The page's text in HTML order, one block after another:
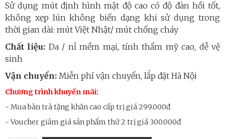
Sử dụng mút định hình mật độ cao có độ đàn hồi tốt,
không xẹp lún không biến dạng khi sử dụng trong
thời gian dài: mút Việt Nhật/ mút chống cháy
Chất liệu: Da / nỉ mềm mại, tính thẩm mỹ cao, dễ vệ
sinh
Vận chuyển: Miễn phí vận chuyển, lắp đặt Hà Nội
Chương trình khuyến mãi:
- Mua bàn trà tặng khăn cao cấp trị giá 299.000đ
- Voucher giảm giá sản phẩm thứ 2 trị giá 300.000đ